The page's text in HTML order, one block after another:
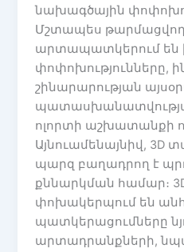
նախագծային
Մշտապես թարմացվող
արտապատկերում են
փոփոխությունները,
շինարարության
ոլորտի աշխատանքի
Այնուամենայնիվ, 3D
պարզ բաղադրող է
քննարկման համար։
փոխակերպում են
պատկերացումները
արտադրանքների,